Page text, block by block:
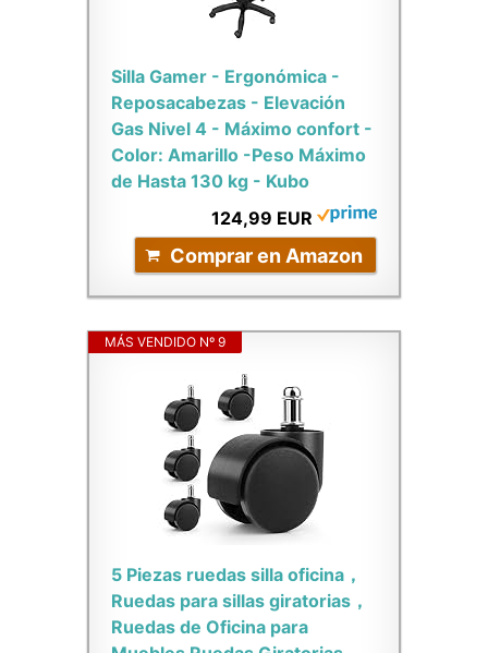
Silla Gamer - Ergonómica -
Reposacabezas - Elevación
Gas Nivel 4 - Máximo confort -
Color: Amarillo -Peso Máximo
de Hasta 130 kg - Kubo
124,99 EUR
Comprar en Amazon
MÁS VENDIDO Nº 9
5 Piezas ruedas silla oficina，
Ruedas para sillas giratorias，
Ruedas de Oficina para